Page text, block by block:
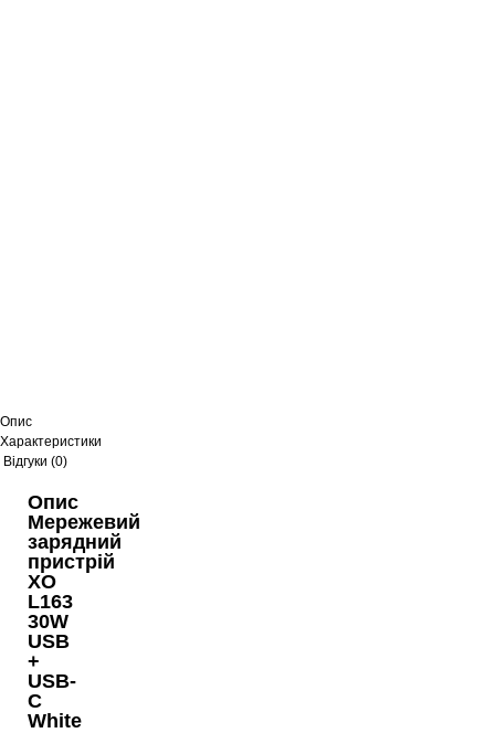
Опис
Характеристики
Відгуки (0)
Опис
Мережевий
зарядний
пристрій
XO
L163
30W
USB
+
USB-
C
White